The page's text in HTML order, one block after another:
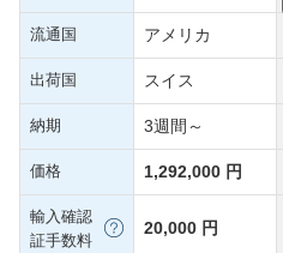
流通国 アメリカ
出荷国 スイス
納期 3週間～
価格 1,292,000 円
輸入確認
証手数料
20,000 円